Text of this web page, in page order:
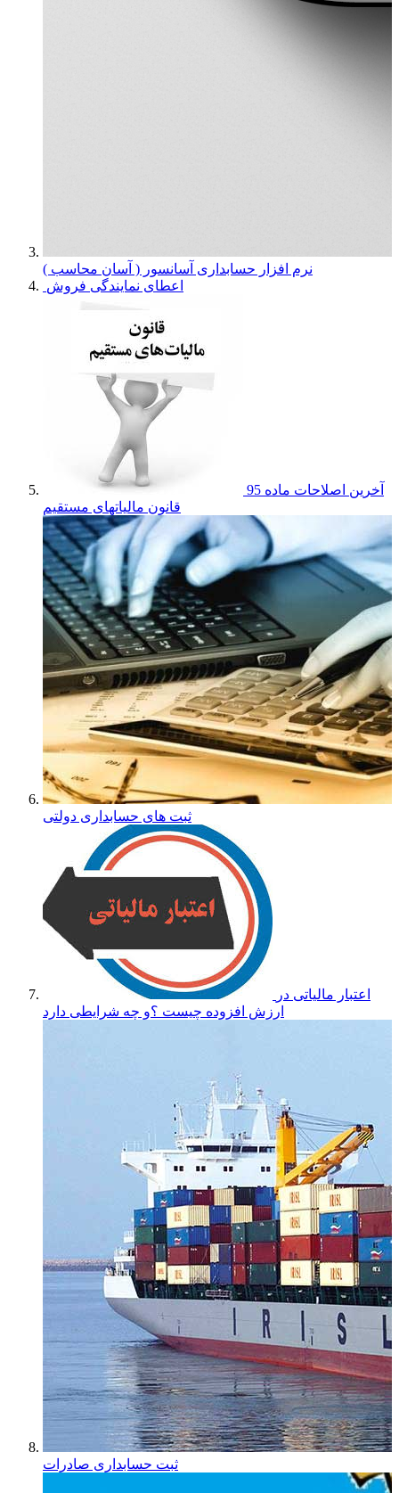
نرم افزار حسابداری آسانسور ( آسان محاسب )
اعطای نمایندگی فروش
آخرین اصلاحات ماده 95
قانون مالیاتهای مستقیم
ثبت های حسابداری دولتی
اعتبار مالیاتی در
ارزش افزوده چیست ؟و چه شرایطی دارد
ثبت حسابداری صادرات